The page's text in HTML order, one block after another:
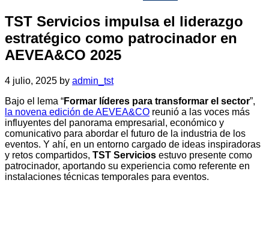
TST Servicios impulsa el liderazgo
estratégico como patrocinador en
AEVEA&CO 2025
4 julio, 2025 by admin_tst
Bajo el lema “Formar líderes para transformar el sector”,
la novena edición de AEVEA&CO reunió a las voces más
influyentes del panorama empresarial, económico y
comunicativo para abordar el futuro de la industria de los
eventos. Y ahí, en un entorno cargado de ideas inspiradoras
y retos compartidos, TST Servicios estuvo presente como
patrocinador, aportando su experiencia como referente en
instalaciones técnicas temporales para eventos.